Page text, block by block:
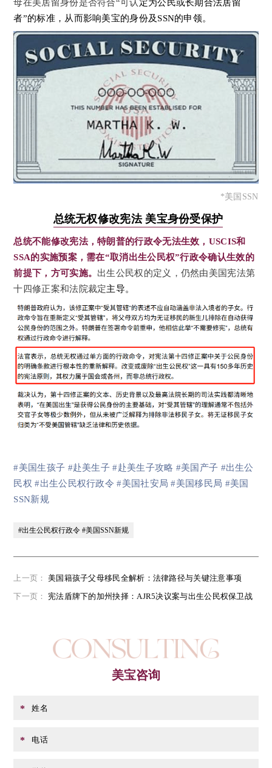
母在美居留身份是否符合“可认 定为公民或长期合法居留
者”的标准， 从而影响美宝的身份及SSN的申领。
*美国SSN
总统无权修改宪法 美宝身份受保护
总统不能修改宪法，特朗普的行政令无法生效 ， USCIS和
SSA的实施预案， 需在“取消出生公民权”行政令确认生效的
前提下 ， 方可实施。 出生公民权的定义，仍然由美国宪法第
十四修正案和法院裁定主导。
#美国生孩子 #赴美生子 #赴美生子攻略 #美国产子 #出生公
民权 #出生公民权行政令 #美国社安局 #美国移民局 #美国
SSN新规
#出生公民权行政令 #美国SSN新规
上一页：
美国籍孩子父母移民全解析：法律路径与关键注意事项
下一页：
宪法盾牌下的加州抉择：AJR5决议案与出生公民权保卫战
美宝咨询
* 姓名
* 电话